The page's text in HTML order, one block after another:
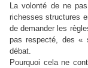
La volonté de ne
richesses structures
de demander les
pas respecté, des
débat.
Pourquoi cela ne